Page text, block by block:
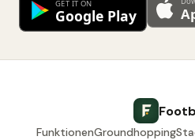
FunktionenGroundhopping